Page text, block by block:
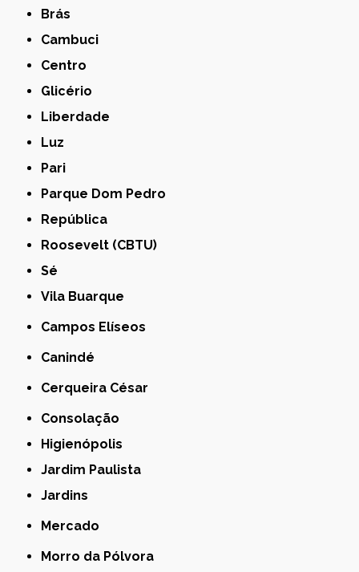
Brás
Cambuci
Centro
Glicério
Liberdade
Luz
Pari
Parque Dom Pedro
República
Roosevelt (CBTU)
Sé
Vila Buarque
Campos Elíseos
Canindé
Cerqueira César
Consolação
Higienópolis
Jardim Paulista
Jardins
Mercado
Morro da Pólvora